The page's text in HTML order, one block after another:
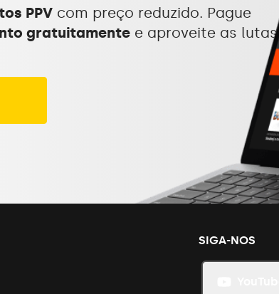
PPV com preço reduzido. Pague
gratuitamente e aproveite as lutas
SIGA-NOS